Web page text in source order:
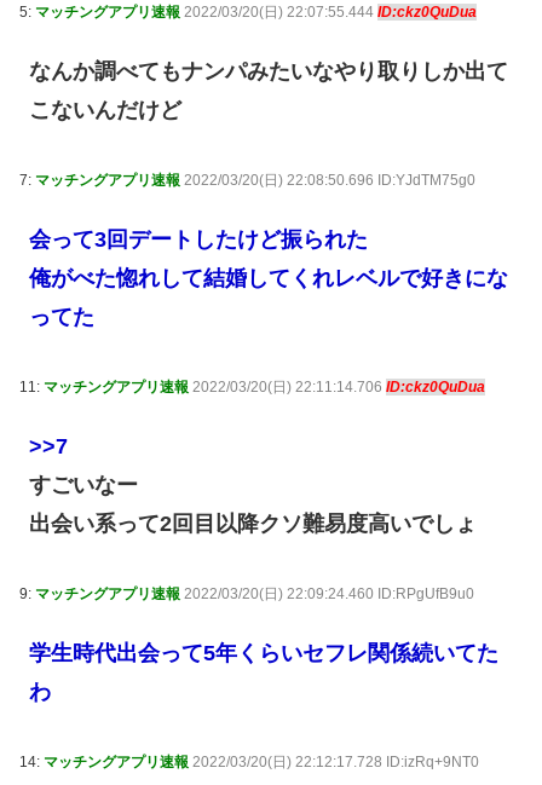
5: マッチングアプリ速報 2022/03/20(日) 22:07:55.444 ID:ckz0QuDua
なんか調べてもナンパみたいなやり取りしか出て
こないんだけど
7: マッチングアプリ速報 2022/03/20(日) 22:08:50.696 ID:YJdTM75g0
会って3回デートしたけど振られた
俺がべた惚れして結婚してくれレベルで好きにな
ってた
11: マッチングアプリ速報 2022/03/20(日) 22:11:14.706 ID:ckz0QuDua
>>7
すごいなー
出会い系って2回目以降クソ難易度高いでしょ
9: マッチングアプリ速報 2022/03/20(日) 22:09:24.460 ID:RPgUfB9u0
学生時代出会って5年くらいセフレ関係続いてた
わ
14: マッチングアプリ速報 2022/03/20(日) 22:12:17.728 ID:izRq+9NT0